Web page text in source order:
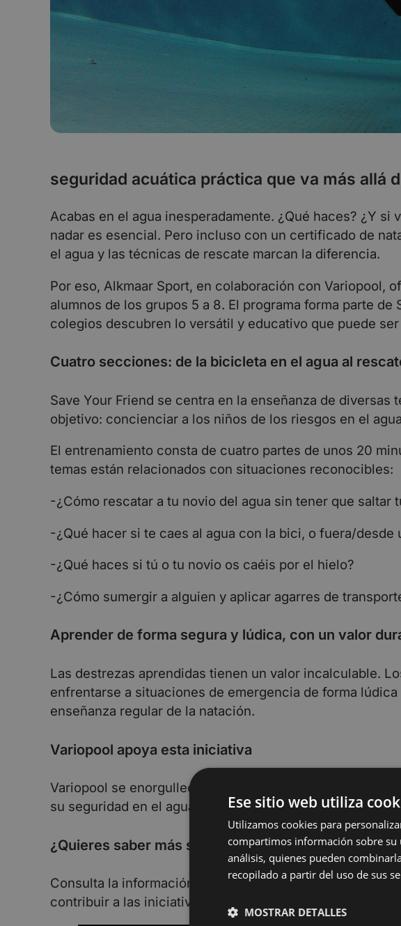
seguridad acuática práctica que va más allá
Acabas en el agua inesperadamente. ¿Qué haces? ¿Y
nadar es esencial. Pero incluso con un certificado de
el agua y las técnicas de rescate marcan la diferencia.
Por eso, Alkmaar Sport, en colaboración con Variopool,
alumnos de los grupos 5 a 8. El programa forma parte
colegios descubren lo versátil y educativo que puede
Cuatro secciones: de la bicicleta en el agua al
Save Your Friend se centra en la enseñanza de
objetivo: concienciar a los niños de los riesgos en el
El entrenamiento consta de cuatro partes de unos 20
temas están relacionados con situaciones reconocibles:
-¿Cómo rescatar a tu novio del agua sin tener que saltar
-¿Qué hacer si te caes al agua con la bici, o fuera/desde
-¿Qué haces si tú o tu novio os caéis por el hielo?
-¿Cómo sumergir a alguien y aplicar agarres de
Aprender de forma segura y lúdica, con un valor
Las destrezas aprendidas tienen un valor incalculable.
enfrentarse a situaciones de emergencia de forma
enseñanza regular de la natación.
Variopool apoya esta iniciativa
Variopool se enorgullece de contribuir a este programa
su seguridad en el agua. Alkmaar Sport colabora con
¿Quieres saber más sobre Salva a tu amigo?
Consulta la información y las opciones de inscripción a
contribuir a las iniciativas que aumentan la seguridad en
Ese sitio web utiliza
Utilizamos cookies para
compartimos información sobre
análisis, quienes pueden
recopilado a partir del uso de sus
MOSTRAR DETALLES